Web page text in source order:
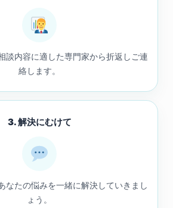
談内容に適した専門家から折返しご連
絡します。
3. 解決にむけて
なたの悩みを一緒に解決していきまし
ょう。